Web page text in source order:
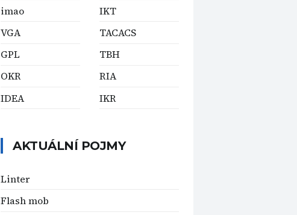
imao
VGA
GPL
OKR
IDEA
IKT
TACACS
TBH
RIA
IKR
AKTUÁLNÍ POJMY
Linter
Flash mob